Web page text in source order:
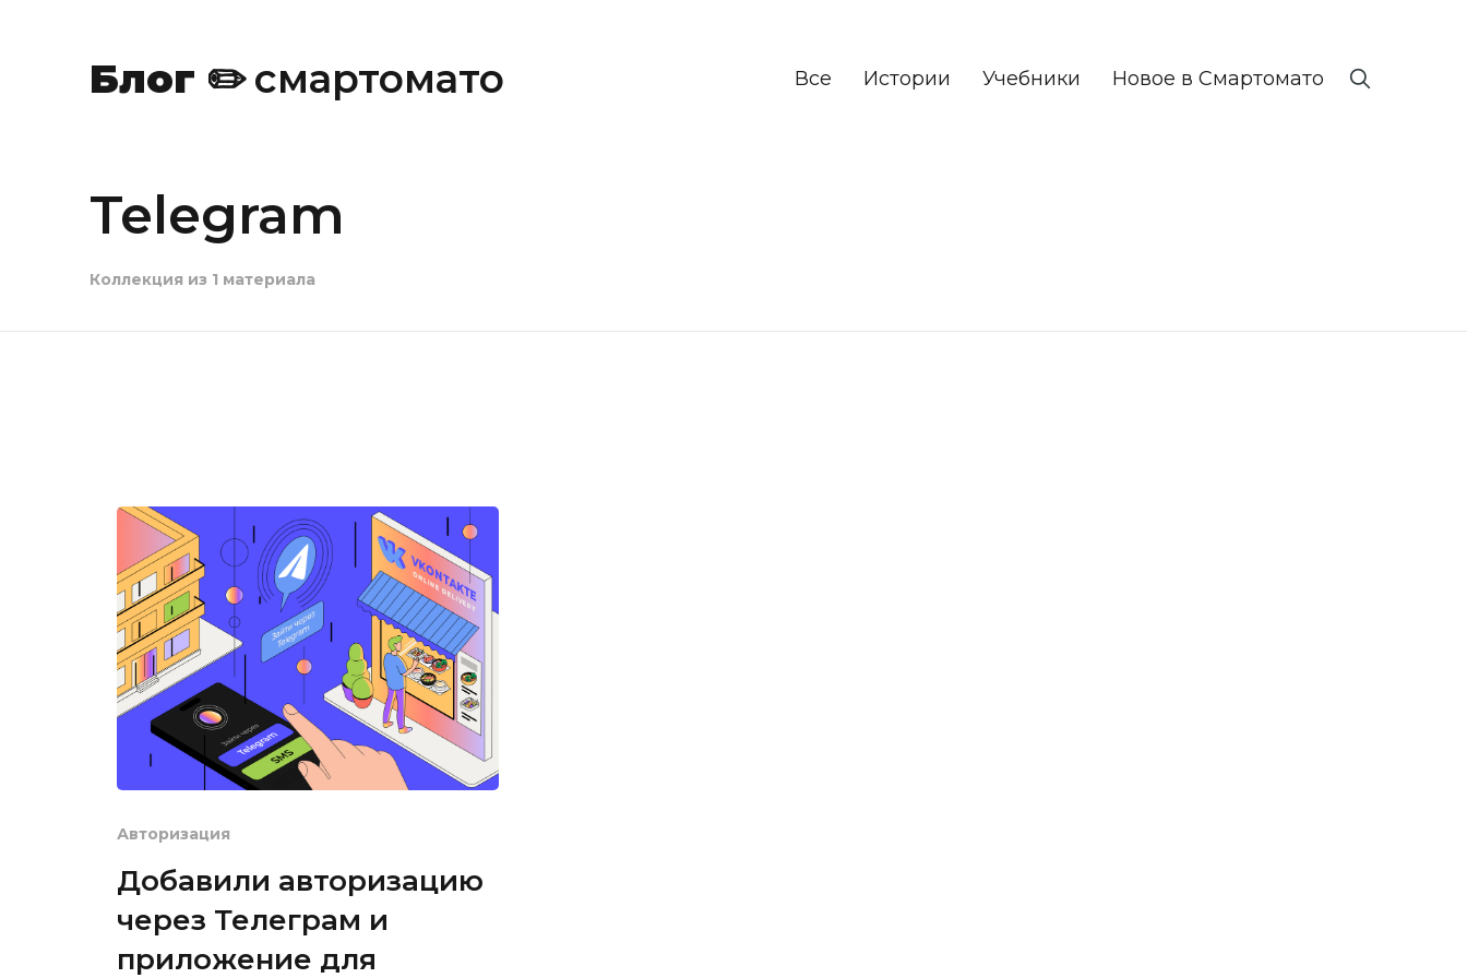
Блог ✏️смартомато Все Истории Учебники Новое в Смартомато
Telegram
Коллекция из 1 материала
Авторизация
Добавили авторизацию
через Телеграм и
приложение для
🍔
🍔
✏️
✏️
📚
📚
🍔
🍔